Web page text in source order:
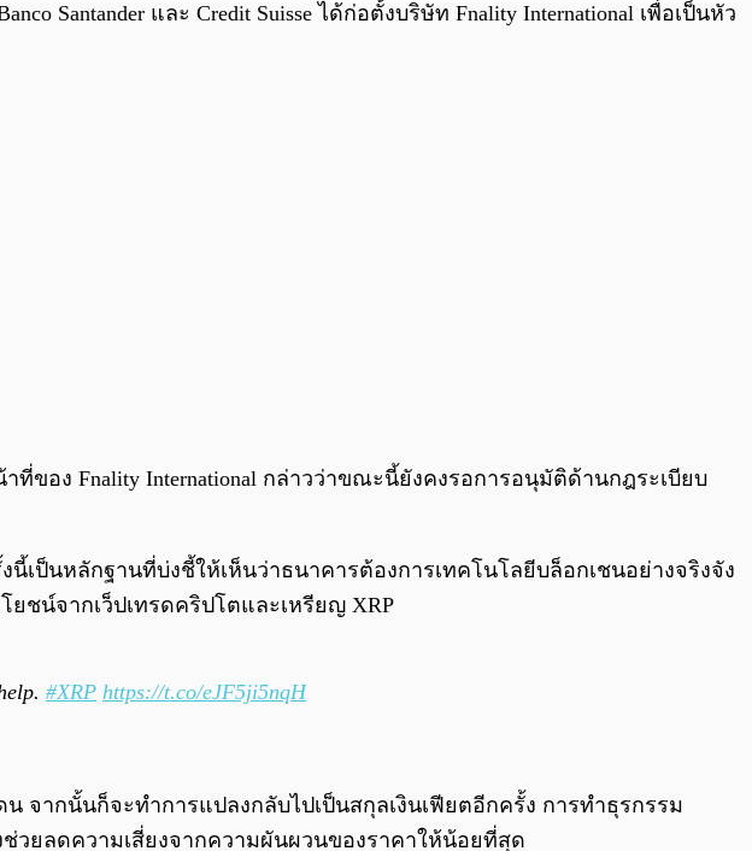
และ Credit Suisse ได้ก่อตั้งบริษัท Fnality International เพื่อเป็นหัว
ของ Fnality International กล่าวว่าขณะนี้ยังคงรอการอนุมัติด้านกฎระเบียบ
เป็นหลักฐานที่บ่งชี้ให้เห็นว่าธนาคารต้องการเทคโนโลยีบล็อกเชนอย่างจริงจัง
ยชน์จากเว็ปเทรดคริปโตและเหรียญ XRP
#XRP https://t.co/eJF5ji5nqH
จากนั้นก็จะทำการแปลงกลับไปเป็นสกุลเงินเฟียตอีกครั้ง การทำธุรกรรม
วยลดความเสี่ยงจากความผันผวนของราคาให้น้อยที่สุด